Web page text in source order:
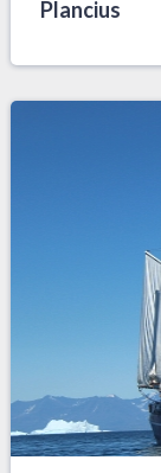
Plancius